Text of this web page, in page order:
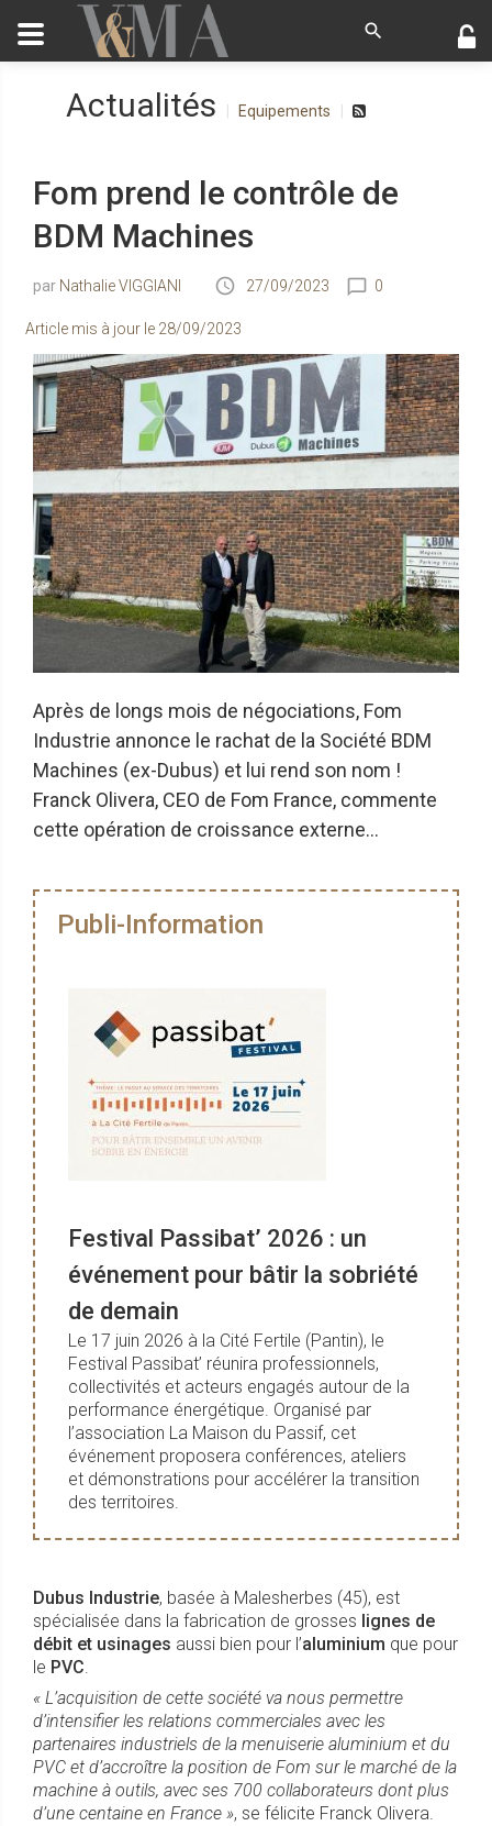
Actualités Equipements
Fom prend le contrôle de
BDM Machines
Nathalie VIGGIANI 27/09/2023 0
Article mis à jour le 28/09/2023
Après de longs mois de négociations, Fom
Industrie annonce le rachat de la Société BDM
Machines (ex-Dubus) et lui rend son nom !
Franck Olivera, CEO de Fom France, commente
cette opération de croissance externe…
Publi-Information
Festival Passibat’ 2026 : un
événement pour bâtir la sobriété
de demain
Le 17 juin 2026 à la Cité Fertile (Pantin), le
Festival Passibat’ réunira professionnels,
collectivités et acteurs engagés autour de la
performance énergétique. Organisé par
l’association La Maison du Passif, cet
événement proposera conférences, ateliers
et démonstrations pour accélérer la transition
des territoires.
Dubus Industrie, basée à Malesherbes (45), est
spécialisée dans la fabrication de grosses lignes de
débit et usinages aussi bien pour l’aluminium que pour
le PVC.
« L’acquisition de cette société va nous permettre
d’intensifier les relations commerciales avec les
partenaires industriels de la menuiserie aluminium et du
PVC et d’accroître la position de Fom sur le marché de la
machine à outils, avec ses 700 collaborateurs dont plus
d’une centaine en France », se félicite Franck Olivera.